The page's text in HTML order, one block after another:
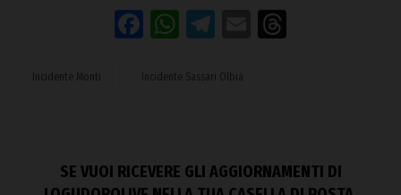
Facebook
WhatsApp
Telegram
Email
Incidente Monti Incidente Sassari Olbia
SE VUOI RICEVERE GLI AGGIORNAMENTI DI